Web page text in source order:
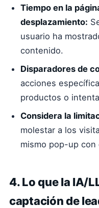
Tiempo en la
desplazamiento:
usuario ha
contenido.
Disparadores de
acciones
productos o
Considera la
molestar a los
mismo pop-up con
4. Lo que la IA/
captación de